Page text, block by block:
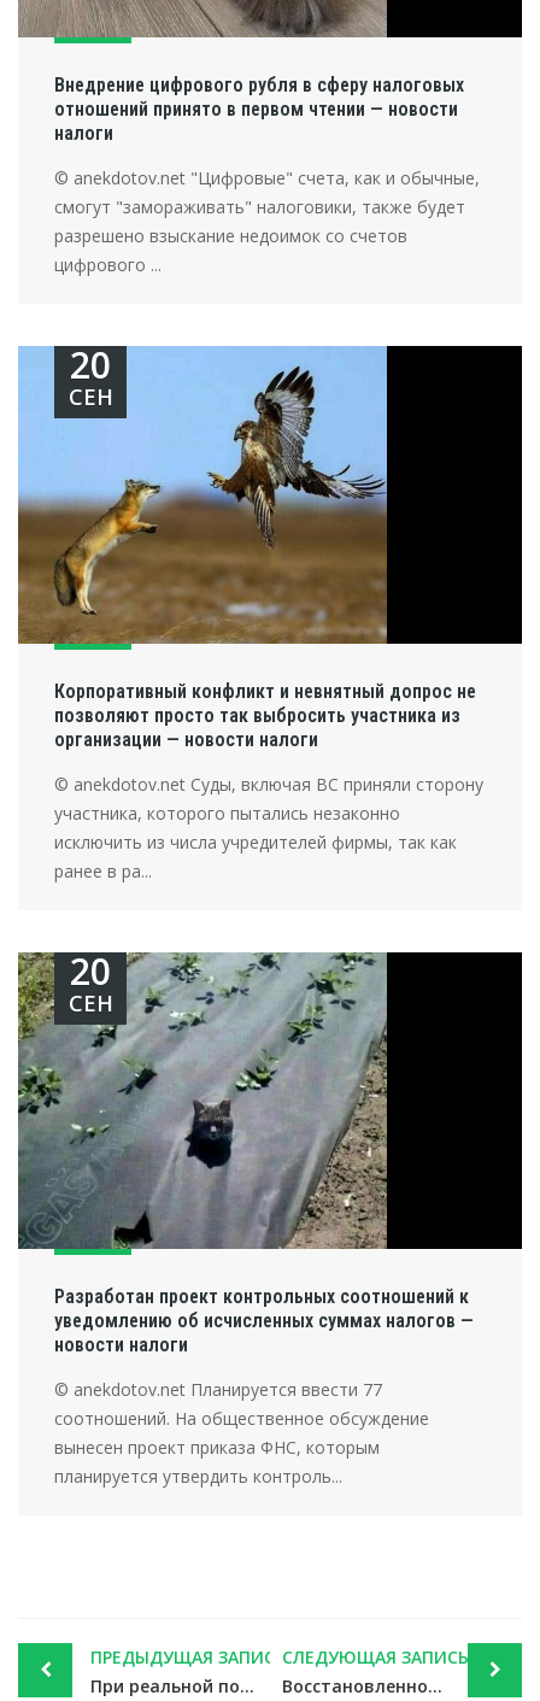
Внедрение цифрового рубля в сферу налоговых
отношений принято в первом чтении — новости
налоги
© anekdotov.net "Цифровые" счета, как и обычные,
смогут "замораживать" налоговики, также будет
разрешено взыскание недоимок со счетов
цифрового ...
Корпоративный конфликт и невнятный допрос не
позволяют просто так выбросить участника из
организации — новости налоги
20
СЕН
© anekdotov.net Суды, включая ВС приняли сторону
участника, которого пытались незаконно
исключить из числа учредителей фирмы, так как
ранее в ра...
Разработан проект контрольных соотношений к
уведомлению об исчисленных суммах налогов —
новости налоги
20
СЕН
© anekdotov.net Планируется ввести 77
соотношений. На общественное обсуждение
вынесен проект приказа ФНС, которым
планируется утвердить контроль...
Post
navigation
ПРЕДЫДУЩАЯ ЗАПИСЬ
При реальной порче или хищении имущества НДС не восстанавливается — новости налоги
СЛЕДУЮЩАЯ ЗАПИСЬ
Восстановленному выходное пособие засчитывается в оплату вынужденного прогула — новости налоги